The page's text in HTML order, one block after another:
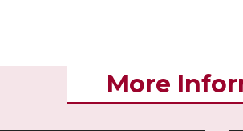
More